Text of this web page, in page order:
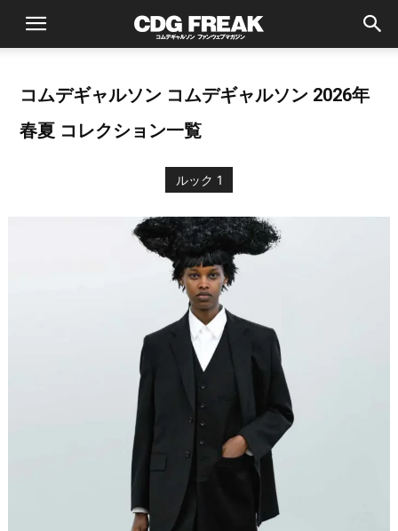
コムデギャルソン コムデギャルソン 2026年
春夏 コレクション一覧
ルック 1